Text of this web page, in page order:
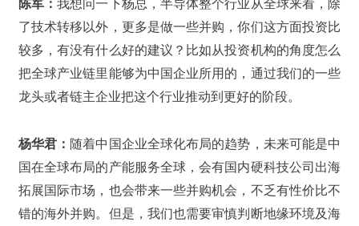
了技术转移以外，更多是做一些并购，你们这方面投资比
较多，有没有什么好的建议？比如从投资机构的角度怎么
把全球产业链里能够为中国企业所用的，通过我们的一些
龙头或者链主企业把这个行业推动到更好的阶段。
杨华君：随着中国企业全球化布局的趋势，未来可能是中
国在全球布局的产能服务全球，会有国内硬科技公司出海
拓展国际市场，也会带来一些并购机会，不乏有性价比不
错的海外并购。但是，我们也需要审慎判断地缘环境及海